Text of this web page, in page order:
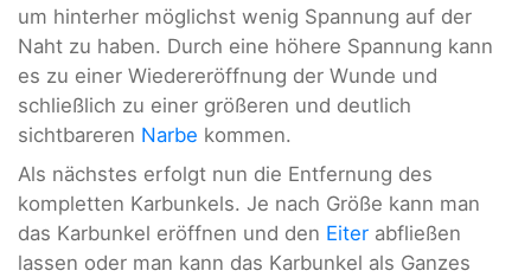
um hinterher möglichst wenig Spannung auf der
Naht zu haben. Durch eine höhere Spannung kann
es zu einer Wiedereröffnung der Wunde und
schließlich zu einer größeren und deutlich
sichtbareren Narbe kommen.
Als nächstes erfolgt nun die Entfernung des
kompletten Karbunkels. Je nach Größe kann man
das Karbunkel eröffnen und den Eiter abfließen
lassen oder man kann das Karbunkel als Ganzes